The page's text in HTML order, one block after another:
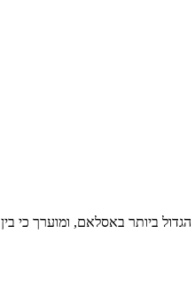
מהמוסלמים בעולם משתייכים אליו, בעוד כ-10% עד 13%